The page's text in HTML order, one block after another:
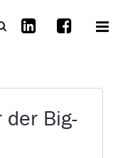
der Big-